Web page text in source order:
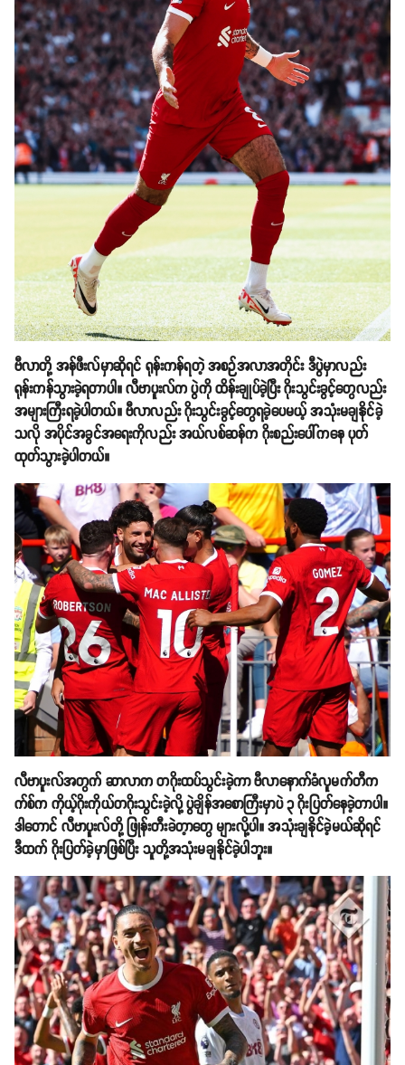
ဗီလာတို့ အန်ဖီးလ်မှာဆိုရင် ရုန်းကန်ရတဲ့ အစဉ်အလာအတိုင်း ဒီပွဲမှာလည်း
ရုန်းကန်သွားခဲ့ရတာပါ။ လီဗာပူးလ်က ပွဲကို ထိန်းချုပ်ခဲ့ပြီး ဂိုးသွင်းခွင့်တွေလည်း
အများကြီးရခဲ့ပါတယ်။ ဗီလာလည်း ဂိုးသွင်းခွင့်တွေရခဲ့ပေမယ့် အသုံးမချနိုင်ခဲ့
သလို အပိုင်အခွင်အရေးကိုလည်း အယ်လစ်ဆန်က ဂိုးစည်းပေါ်ကနေ ပုတ်
ထုတ်သွားခဲ့ပါတယ်။
လီဗာပူးလ်အတွက် ဆာလာက တဂိုးထပ်သွင်းခဲ့ကာ ဗီလာနောက်ခံလူမက်တီက
က်စ်က ကိုယ့်ဂိုးကိုယ်တဂိုးသွင်းခဲ့လို့ ပွဲချိန်အစောကြီးမှာပဲ ၃ ဂိုးပြတ်နေခဲ့တာပါ။
ဒါတောင် လီဗာပူးလ်တို့ ဖြုန်းတီးခဲတ့ာတွေ များလို့ပါ။ အသုံးချနိုင်ခဲ့မယ်ဆိုရင်
ဒီထက် ဂိုးပြတ်ခဲ့မှာဖြစ်ပြီး သူတို့အသုံးမချနိုင်ခဲ့ပါဘူး။